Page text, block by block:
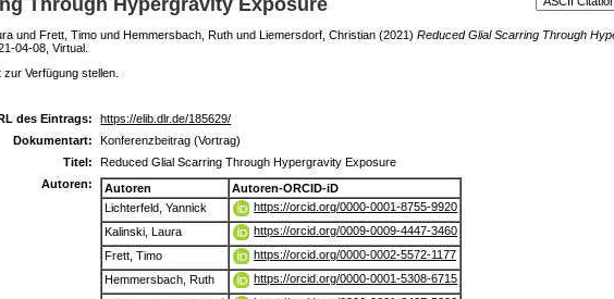
Through Hypergravity Exposure
und Frett, Timo und Hemmersbach, Ruth und Liemersdorf, Christian (2021) Reduced Glial Scarring Through
04-08, Virtual.
Verfügung stellen.
des Eintrags:
https://elib.dlr.de/185629/
Dokumentart:
Konferenzbeitrag (Vortrag)
Titel:
Reduced Glial Scarring Through Hypergravity Exposure
Autoren:
Autoren
Autoren-ORCID-iD
Lichterfeld, Yannick
https://orcid.org/0000-0001-8755-9920
Kalinski, Laura
https://orcid.org/0009-0009-4447-3460
Frett, Timo
https://orcid.org/0000-0002-5572-1177
Hemmersbach, Ruth
https://orcid.org/0000-0001-5308-6715